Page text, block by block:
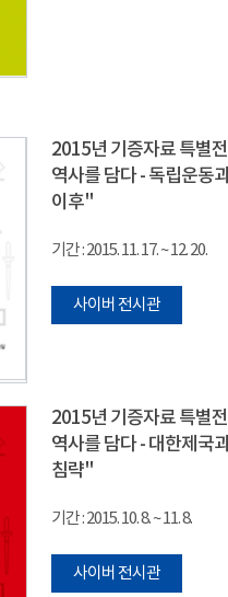
2015년 기증자료 특별
역사를 담다 - 독립운동
이후"
기간 : 2015. 11. 17. ~ 12. 20.
사이버 전시관
2015년 기증자료 특별
역사를 담다 - 대한제국
침략"
기간 : 2015. 10. 8. ~ 11. 8.
사이버 전시관